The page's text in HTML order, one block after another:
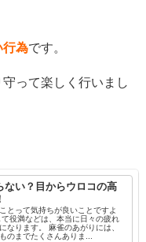
行為です。
って楽しく行いまし
ない？目からウロコの高
とって気持ちが良いことですよ
役満などは、本当に日々の疲れ
なります。 麻雀のあがりには、
のまでたくさんありま...